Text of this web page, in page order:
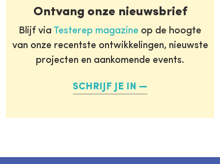
Ontvang onze nieuwsbrief
Blijf via Testerep magazine op de hoogte
van onze recentste ontwikkelingen, nieuwste
projecten en aankomende events.
SCHRIJF JE IN